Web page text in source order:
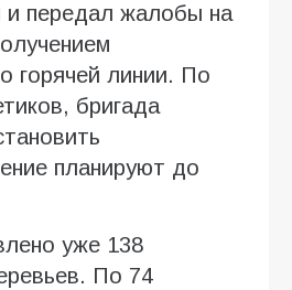
и передал жалобы на
горячей линии. По
бригада
планируют до
уже 138
По 74